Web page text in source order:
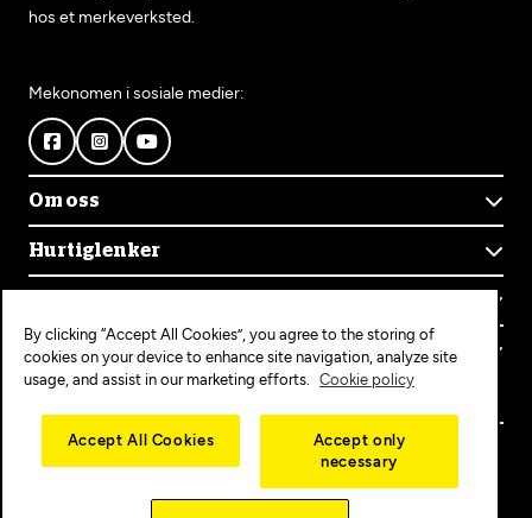
hos et merkeverksted.
Mekonomen i sosiale medier:
Om oss
Om Mekonomen
Mekonomens historie
Jobb i Mekonomen
Bærekraft
Bli Mekonomen-verksted
Hurtiglenker
Finn verksted
Bestill time
Opprett konto
Kundeservice
Ofte stilte spørsmål
Mekonomen+
Personvern
Populære tjenester
Bilservice
EU-kontroll
Diagnose/Feilsøking
Dekkskift
Copyright © 2025 MEKO Norway AS
Personvernerklæring
Cookieerklæring
By clicking “Accept All Cookies”, you agree to the storing of
cookies on your device to enhance site navigation, analyze site
usage, and assist in our marketing efforts.
Cookie policy
Accept All Cookies
Accept only
necessary